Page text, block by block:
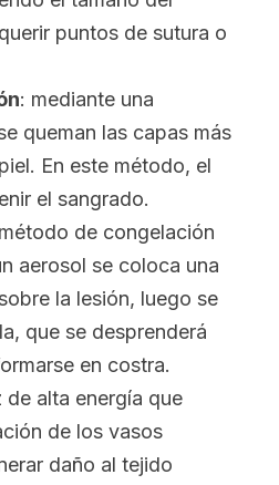
puntos de sutura o
: mediante una
queman las capas más
En este método, el
el sangrado.
de congelación
aerosol se coloca una
la lesión, luego se
que se desprenderá
en costra.
de alta energía que
de los vasos
daño al tejido